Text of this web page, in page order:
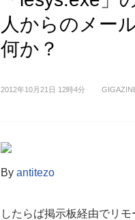
人からのメー
何か？
2012年10月21日 12時4分
By antitezo
したらば掲示板経由でリ